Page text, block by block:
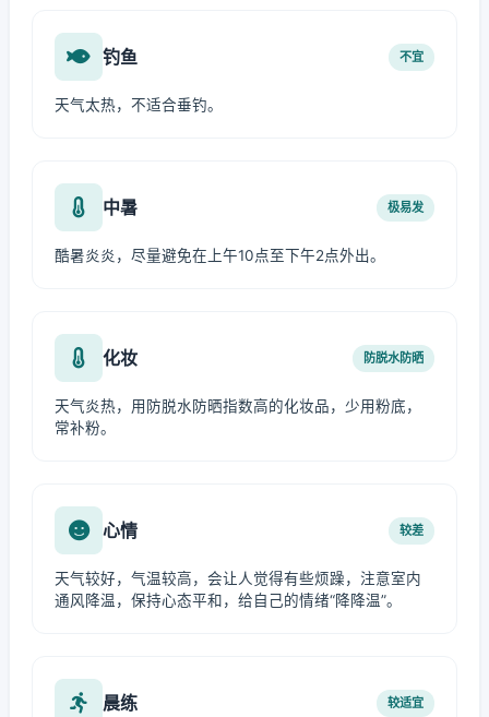
钓鱼 不宜
天气太热，不适合垂钓。
中暑 极易发
酷暑炎炎，尽量避免在上午10点至下午2点外出。
化妆 防脱水防晒
天气炎热，用防脱水防晒指数高的化妆品，少用粉底，
常补粉。
心情 较差
天气较好，气温较高，会让人觉得有些烦躁，注意室内
通风降温，保持心态平和，给自己的情绪“降降温”。
晨练 较适宜